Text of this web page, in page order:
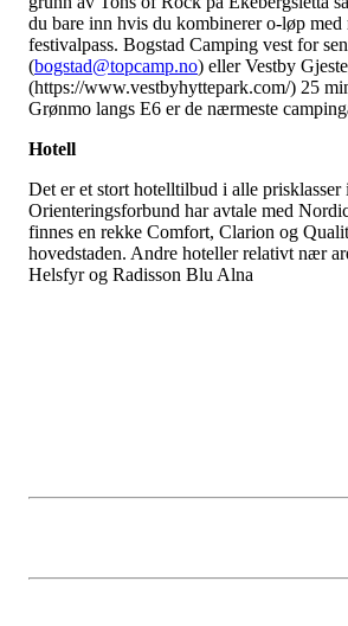
du bare inn hvis du kombinerer o-løp med
festivalpass. Bogstad Camping vest for
(bogstad@topcamp.no) eller Vestby
(https://www.vestbyhyttepark.com/) 25
Grønmo langs E6 er de nærmeste
Hotell
Det er et stort hotelltilbud i alle prisklasser
Orienteringsforbund har avtale med
finnes en rekke Comfort, Clarion og
hovedstaden. Andre hoteller relativt nær
Helsfyr og Radisson Blu Alna